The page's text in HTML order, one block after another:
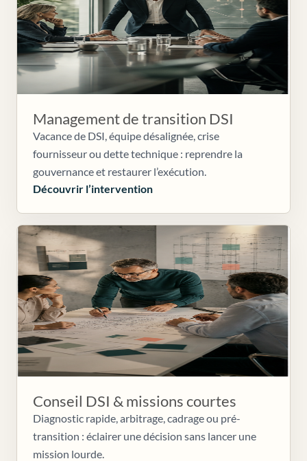
Management de transition DSI
Vacance de DSI, équipe désalignée, crise
fournisseur ou dette technique : reprendre la
gouvernance et restaurer l’exécution.
Découvrir l’intervention
Conseil DSI & missions courtes
Diagnostic rapide, arbitrage, cadrage ou pré-
transition : éclairer une décision sans lancer une
mission lourde.